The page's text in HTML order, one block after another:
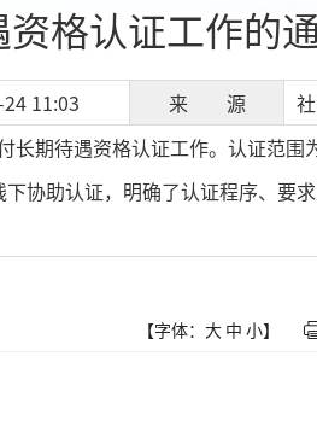
格认证工作的
11:03 来 源
期待遇资格认证工作。认证范围
协助认证，明确了认证程序、要
【字体： 大 中 小】